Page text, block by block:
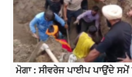
ਮੋਗਾ : ਸੀਵਰੇਜ ਪਾਈਪ ਪਾਉਂਦੇ ਸਮੇਂ